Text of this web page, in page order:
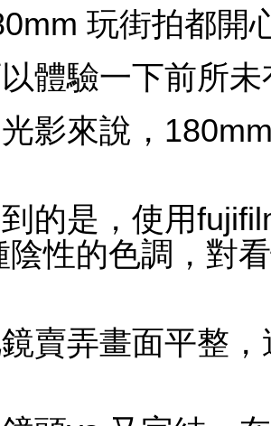
玩街拍都開
體驗一下前所
影來說，
的是，使用
陰性的色調，對
賣弄畫面平整